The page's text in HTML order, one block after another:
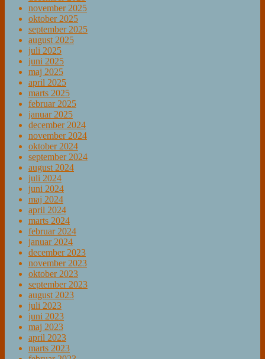
november 2025
oktober 2025
september 2025
august 2025
juli 2025
juni 2025
maj 2025
april 2025
marts 2025
februar 2025
januar 2025
december 2024
november 2024
oktober 2024
september 2024
august 2024
juli 2024
juni 2024
maj 2024
april 2024
marts 2024
februar 2024
januar 2024
december 2023
november 2023
oktober 2023
september 2023
august 2023
juli 2023
juni 2023
maj 2023
april 2023
marts 2023